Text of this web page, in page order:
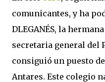
comunicantes, y ha
DLEGANÉS, la
secretaria general del
consiguió un puesto
Antares. Este colegio